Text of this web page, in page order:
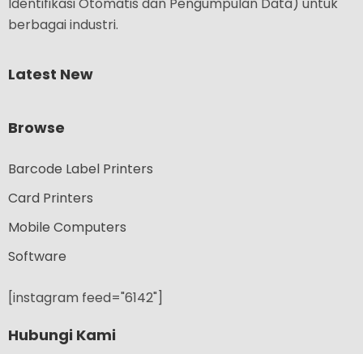
Identifikasi Otomatis dan Pengumpulan Data) untuk
berbagai industri.
Latest New
Browse
Barcode Label Printers
Card Printers
Mobile Computers
Software
[instagram feed="6142"]
Hubungi Kami